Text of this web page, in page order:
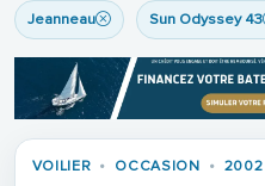
Jeanneau Sun Odyssey 43
VOILIER OCCASION 2002